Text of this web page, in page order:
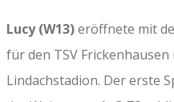
Lucy (W13)eröffnete mit
für den TSV
Lindachstadion. Der erste